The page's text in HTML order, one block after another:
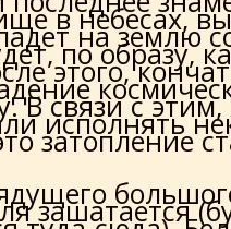
в небесах,
на землю
по образу,
этого,
В связи с
исполнять
затопление
зашатается